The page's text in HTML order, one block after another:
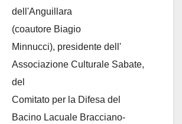
dell'Anguillara
(coautore Biagio
Minnucci), presidente dell'
Associazione Culturale Sabate,
del
Comitato per la Difesa del
Bacino Lacuale Bracciano-